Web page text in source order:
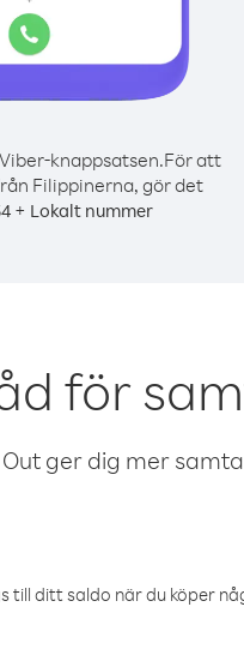
knappsatsen.För att
Filippinerna, gör det
+ Lokalt nummer
för
ger dig mer
till ditt saldo när du köper